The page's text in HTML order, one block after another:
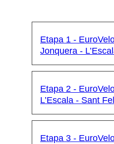
Etapa 1 -
Jonquera -
Etapa 2 -
L’Escala - Sant
Etapa 3 -